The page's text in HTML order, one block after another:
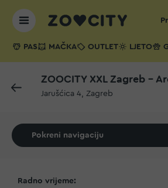
PAS MAČKA OUTLET LJETO
ZOOCITY XXL Zagreb -
Jarušćica 4, Zagreb
Pokreni navigaciju
Radno vrijeme: